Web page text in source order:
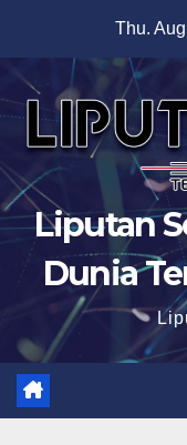
content
Thu.
Liputan
Dunia